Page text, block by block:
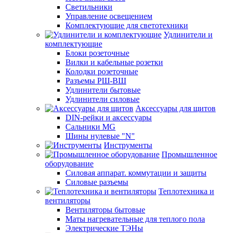
Светильники
Управление освещением
Комплектующие для светотехники
Удлинители и
комплектующие
Блоки розеточные
Вилки и кабельные розетки
Колодки розеточные
Разъемы РШ-ВШ
Удлинители бытовые
Удлинители силовые
Аксессуары для щитов
DIN-рейки и аксессуары
Сальники MG
Шины нулевые "N"
Инструменты
Промышленное
оборудование
Силовая аппарат. коммутации и защиты
Силовые разъемы
Теплотехника и
вентиляторы
Вентиляторы бытовые
Маты нагревательные для теплого пола
Электрические ТЭНы